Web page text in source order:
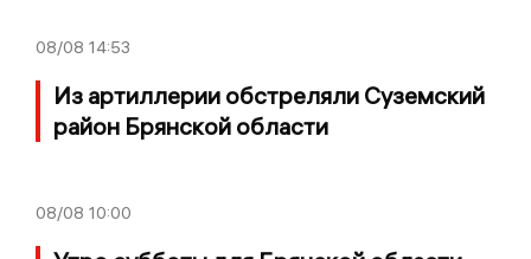
08/08 14:53
Из артиллерии обстреляли Суземский
район Брянской области
08/08 10:00